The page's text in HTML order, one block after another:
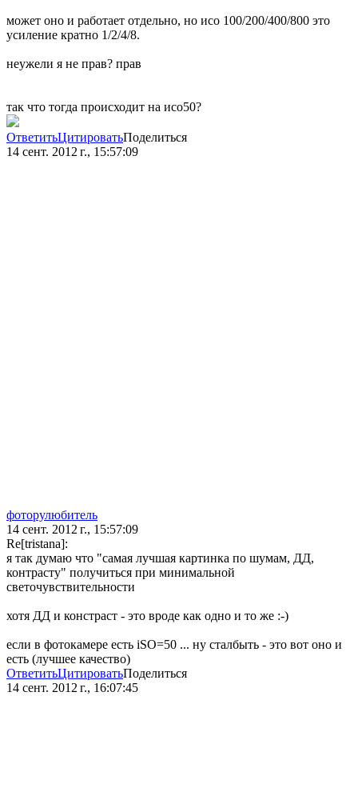
может оно и работает отдельно, но исо 100/200/400/800 это
усиление кратно 1/2/4/8.
неужели я не прав? прав
так что тогда происходит на исо50?
ОтветитьЦитироватьПоделиться
14 сент. 2012 г., 15:57:09
фоторулюбитель
14 сент. 2012 г., 15:57:09
Re[tristana]:
я так думаю что "самая лучшая картинка по шумам, ДД,
контрасту" получиться при минимальной
светочувствительности
хотя ДД и констраст - это вроде как одно и то же :-)
если в фотокамере есть iSO=50 ... ну сталбыть - это вот оно и
есть (лучшее качество)
ОтветитьЦитироватьПоделиться
14 сент. 2012 г., 16:07:45